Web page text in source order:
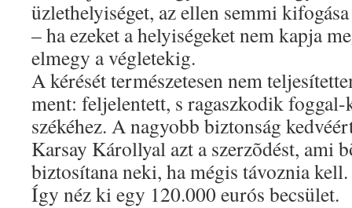
üzlethelyiséget, az ellen semmi
– ha ezeket a helyiségeket nem kapja
elmegy a végletekig.
A kérését természetesen nem
ment: feljelentett, s ragaszkodik
székéhez. A nagyobb biztonság
Karsay Károllyal azt a szerzõdést, ami
biztosítana neki, ha mégis távoznia kell.
Így néz ki egy 120.000 eurós becsület.